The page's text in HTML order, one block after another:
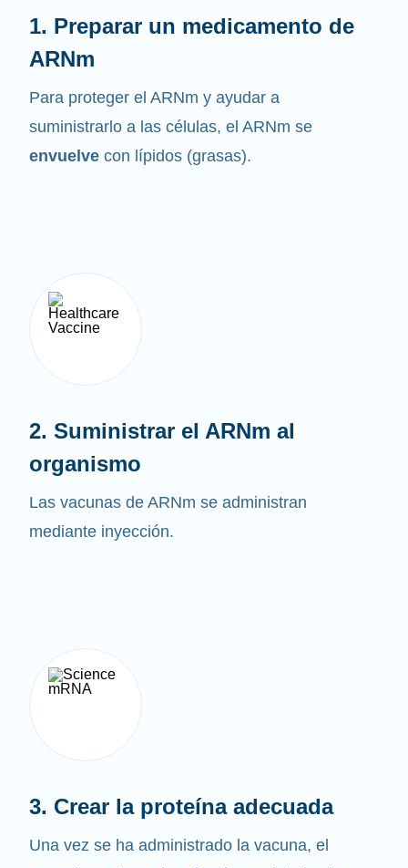
1. Preparar un medicamento de
ARNm
Para proteger el ARNm y ayudar a
suministrarlo a las células, el ARNm se
envuelve con lípidos (grasas).
2. Suministrar el ARNm al
organismo
Las vacunas de ARNm se administran
mediante inyección.
3. Crear la proteína adecuada
Una vez se ha administrado la vacuna, el